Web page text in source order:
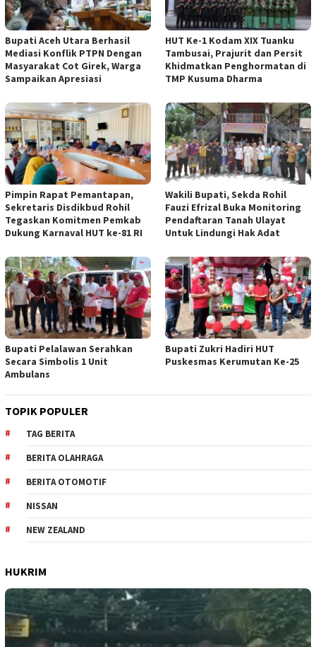
Bupati Aceh Utara Berhasil
Mediasi Konflik PTPN Dengan
Masyarakat Cot Girek, Warga
Sampaikan Apresiasi
HUT Ke-1 Kodam XIX Tuanku
Tambusai, Prajurit dan Persit
Khidmatkan Penghormatan di
TMP Kusuma Dharma
Pimpin Rapat Pemantapan,
Sekretaris Disdikbud Rohil
Tegaskan Komitmen Pemkab
Dukung Karnaval HUT ke-81 RI
Wakili Bupati, Sekda Rohil
Fauzi Efrizal Buka Monitoring
Pendaftaran Tanah Ulayat
Untuk Lindungi Hak Adat
Bupati Pelalawan Serahkan
Secara Simbolis 1 Unit
Ambulans
Bupati Zukri Hadiri HUT
Puskesmas Kerumutan Ke-25
TOPIK POPULER
TAG BERITA
BERITA OLAHRAGA
BERITA OTOMOTIF
NISSAN
NEW ZEALAND
HUKRIM